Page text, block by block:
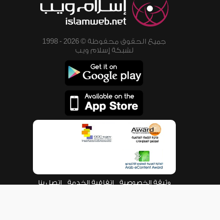
جميع الحقوق محفوظة © 2026 - 1998
لشبكة إسلام ويب
وثيقة الخصوصية اتفاقية الخدمة اتصل بنا